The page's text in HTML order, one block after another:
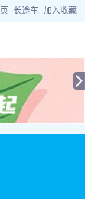
长途车 加入收藏
线公交车路线查询